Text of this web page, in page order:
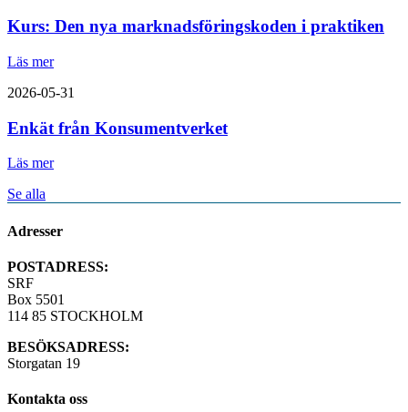
Kurs: Den nya marknadsföringskoden i praktiken
Läs mer
2026-05-31
Enkät från Konsumentverket
Läs mer
Se alla
Adresser
POSTADRESS:
SRF
Box 5501
114 85 STOCKHOLM
BESÖKSADRESS:
Storgatan 19
Kontakta oss